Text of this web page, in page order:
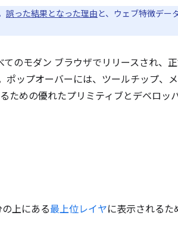
誤った結果となった理由 と、ウェブ特徴デー
のモダン ブラウザでリリースされ、
ポップオーバーには、ツールチップ、
ための優れたプリミティブとデベロッ
上にある最上位レイヤに表示されるた